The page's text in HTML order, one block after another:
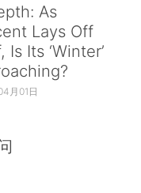
As
Lays Off
Is Its ‘Winter’
月01日